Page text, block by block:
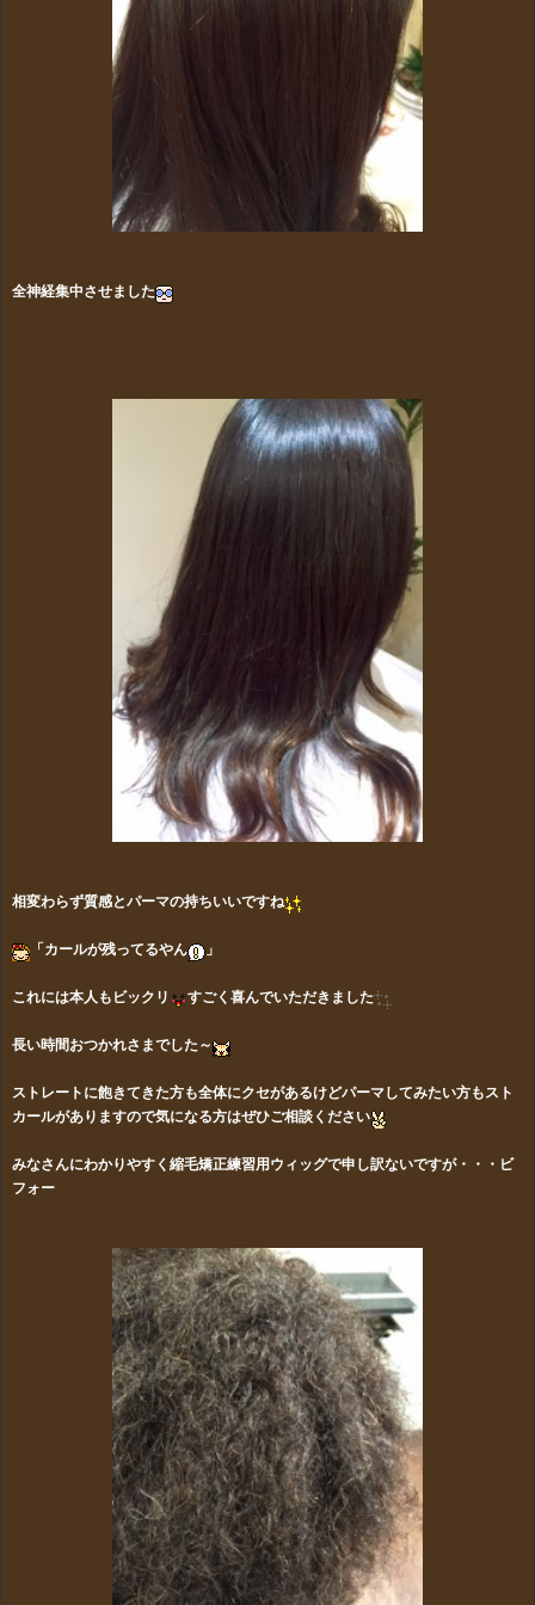
全神経集中させました
相変わらず質感とパーマの持ちいいですね
「カールが残ってるやん 」
これには本人もビックリ すごく喜んでいただきました
長い時間おつかれさまでした～
ストレートに飽きてきた方も全体にクセがあるけどパーマしてみたい方もスト
カールがありますので気になる方はぜひご相談ください
みなさんにわかりやすく縮毛矯正練習用ウィッグで申し訳ないですが・・・ ビ
フォー